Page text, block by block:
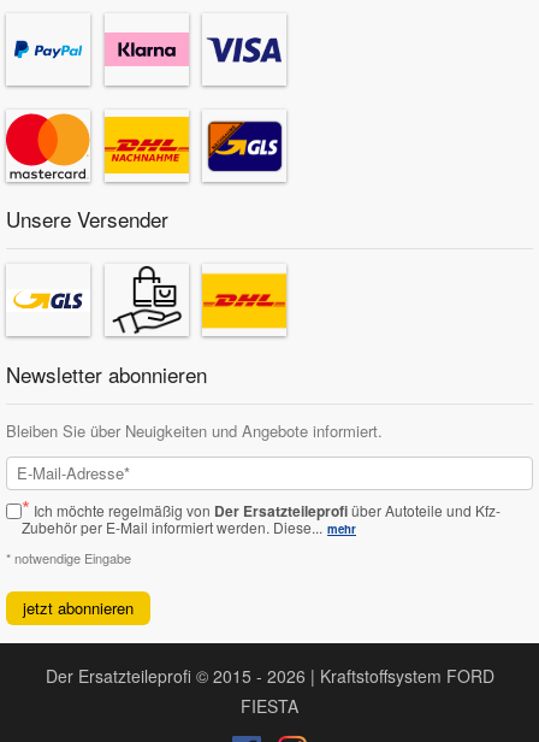
Unsere Versender
Newsletter abonnieren
Bleiben Sie über Neuigkeiten und Angebote informiert.
* Ich möchte regelmäßig von Der Ersatzteileprofiüber Autoteile und Kfz-
Zubehör per E-Mail informiert werden. Diese... mehr
* notwendige Eingabe
jetzt abonnieren
Der Ersatzteileprofi © 2015 - 2026 | Kraftstoffsystem FORD
FIESTA